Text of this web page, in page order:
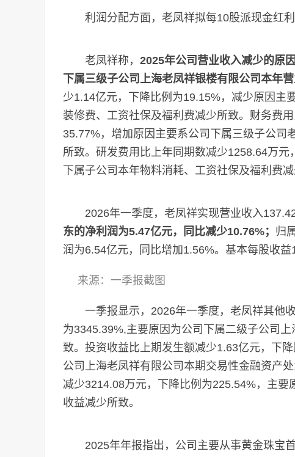
利润分配方面，老凤祥拟每10股派现金红利
老凤祥称， 2025年公司营业收入减少的原
下属三级子公司上海老凤祥银楼有限公司本年营
少1.14亿元，下降比例为19.15%，减少原因主
装修费、工资社保及福利费减少所致。财务费
35.77%，增加原因主要系公司下属三级子公司
所致。研发费用比上年同期数减少1258.64万
下属子公司本年物料消耗、工资社保及福利费减
2026年一季度，老凤祥实现营业收入137.42
东的净利润为5.47亿元，同比减少10.76%； 归
润为6.54亿元，同比增加1.56%。基本每股收益
来源：一季报截图
一季报显示，2026年一季度，老凤祥其他收
为3345.39%,主要原因为公司下属二级子公司
致。投资收益比上期发生额减少1.63亿元，下
公司上海老凤祥有限公司本期交易性金融资产
减少3214.08万元，下降比例为225.54%，主
收益减少所致。
2025年年报指出，公司主要从事黄金珠宝